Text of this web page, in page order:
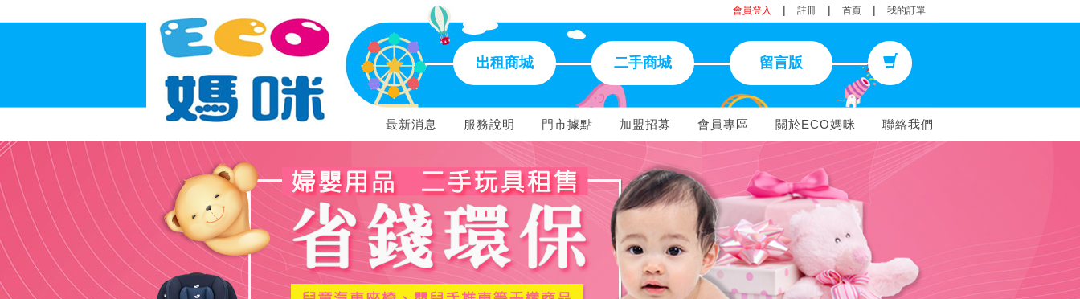
會員登入 | 註冊 | 首頁 | 我的訂單
出租商城 二手商城 留言版
最新消息 服務說明 門市據點 加盟招募 會員專區 關於ECO媽咪 聯絡我們